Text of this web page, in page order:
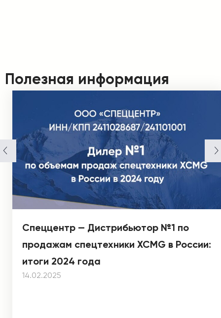
Полезная информация
Спеццентр — Дистрибьютор №1 по
продажам спецтехники XCMG в России:
итоги 2024 года
14.02.2025